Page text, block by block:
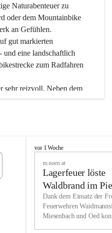
Naturabenteuer zu
oder dem Mountainbike
an Gefühlen.
gut markierten
und eine landschaftlich
zum Radfahren
sehr reizvoll. Neben dem
nahe gelegenen Unterberg
die zum Schifahren oder
Sie in Miesenbach sowie
Gaststätten und urigen
und liebenswerten Ort.
ebenso groß geschrieben
M
h
vor 1 Woche
m.noen.at
Lagerfeuer löste
Waldbrand im
aus
Dank dem Einsatz der
Feuerwehren
Miesenbach und Oed